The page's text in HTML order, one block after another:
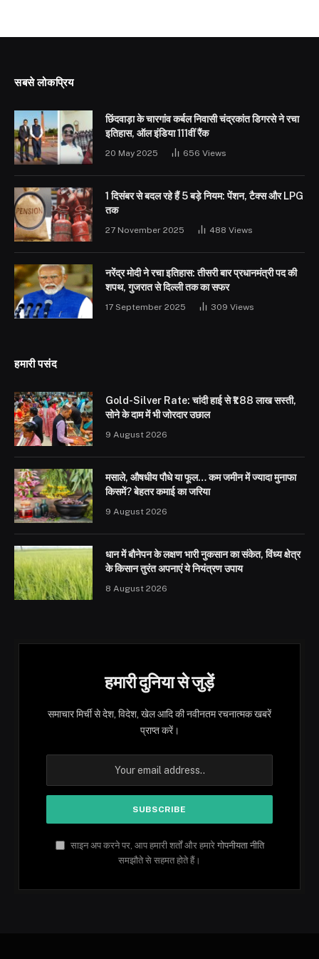
सबसे लोकप्रिय
छिंदवाड़ा के चारगांव कर्बल निवासी चंद्रकांत डिगरसे ने रचा
इतिहास, ऑल इंडिया 111वीं रैंक
20 May 2025 656 Views
1 दिसंबर से बदल रहे हैं 5 बड़े नियम: पेंशन, टैक्स और LPG
तक
27 November 2025 488 Views
नरेंद्र मोदी ने रचा इतिहास: तीसरी बार प्रधानमंत्री पद की
शपथ, गुजरात से दिल्ली तक का सफर
17 September 2025 309 Views
हमारी पसंद
Gold-Silver Rate: चांदी हाई से ₹1.88 लाख सस्ती,
सोने के दाम में भी जोरदार उछाल
9 August 2026
मसाले, औषधीय पौधे या फूल… कम जमीन में ज्यादा मुनाफा
किसमें? बेहतर कमाई का जरिया
9 August 2026
धान में बौनेपन के लक्षण भारी नुकसान का संकेत, विंध्य क्षेत्र
के किसान तुरंत अपनाएं ये नियंत्रण उपाय
8 August 2026
हमारी दुनिया से जुड़ें
समाचार मिर्ची से देश, विदेश, खेल आदि की नवीनतम रचनात्मक खबरें
प्राप्त करें।
साइन अप करने पर, आप हमारी शर्तों और हमारे गोपनीयता नीति
समझौते से सहमत होते हैं।